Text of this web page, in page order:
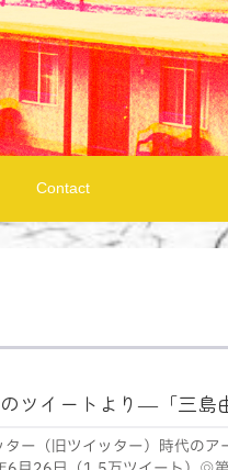
Contact
ツイートより―「三島
ー（旧ツイッター）時代のア